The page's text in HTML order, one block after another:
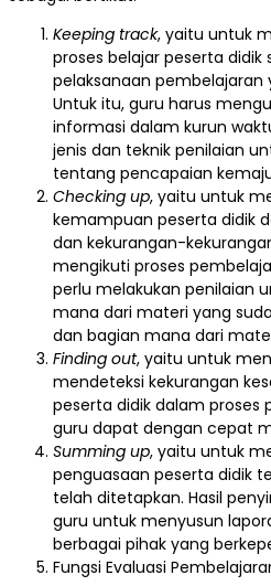
Keeping track, yaitu untuk
proses belajar peserta
pelaksanaan
Untuk itu, guru harus
informasi dalam kurun
jenis dan teknik penilaian
tentang pencapaian
Checking up, yaitu untuk
kemampuan peserta didik
dan kekurangan-
mengikuti proses
perlu melakukan penilaian
mana dari materi yang
dan bagian mana dari
Finding out, yaitu untuk
mendeteksi kekurangan
peserta didik dalam proses
guru dapat dengan cepat
Summing up, yaitu untuk
penguasaan peserta didik
telah ditetapkan. Hasil
guru untuk menyusun
berbagai pihak yang
Fungsi Evaluasi